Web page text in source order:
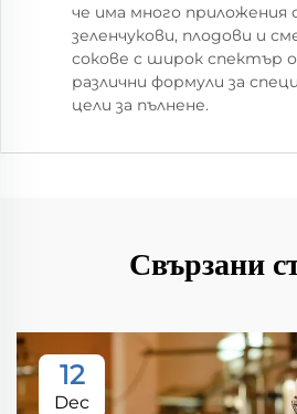
че има много приложения
зеленчукови, плодови и
сокове с широк спектър
различни формули за
цели за пълнене.
Свързани
12
Dec